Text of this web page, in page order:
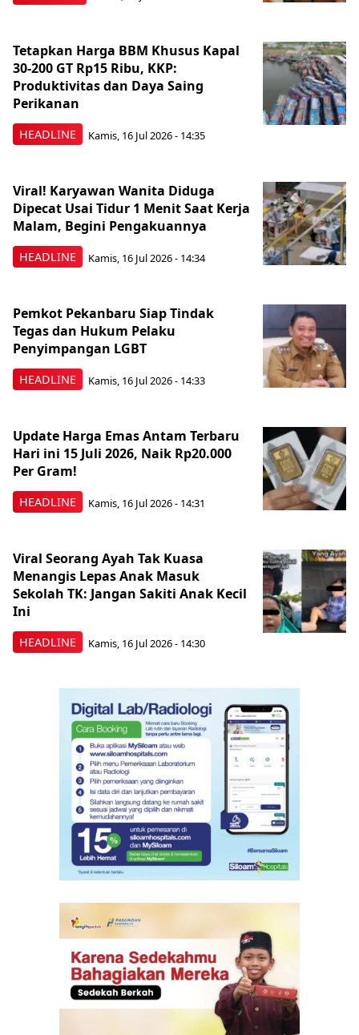
HEADLINE
Tetapkan Harga BBM Khusus Kapal
30-200 GT Rp15 Ribu, KKP:
Produktivitas dan Daya Saing
Perikanan
Kamis, 16 Jul 2026 - 14:35
HEADLINE
Viral! Karyawan Wanita Diduga
Dipecat Usai Tidur 1 Menit Saat Kerja
Malam, Begini Pengakuannya
Kamis, 16 Jul 2026 - 14:34
HEADLINE
Pemkot Pekanbaru Siap Tindak
Tegas dan Hukum Pelaku
Penyimpangan LGBT
Kamis, 16 Jul 2026 - 14:33
HEADLINE
Update Harga Emas Antam Terbaru
Hari ini 15 Juli 2026, Naik Rp20.000
Per Gram!
Kamis, 16 Jul 2026 - 14:31
HEADLINE
Viral Seorang Ayah Tak Kuasa
Menangis Lepas Anak Masuk
Sekolah TK: Jangan Sakiti Anak Kecil
Ini
Kamis, 16 Jul 2026 - 14:30